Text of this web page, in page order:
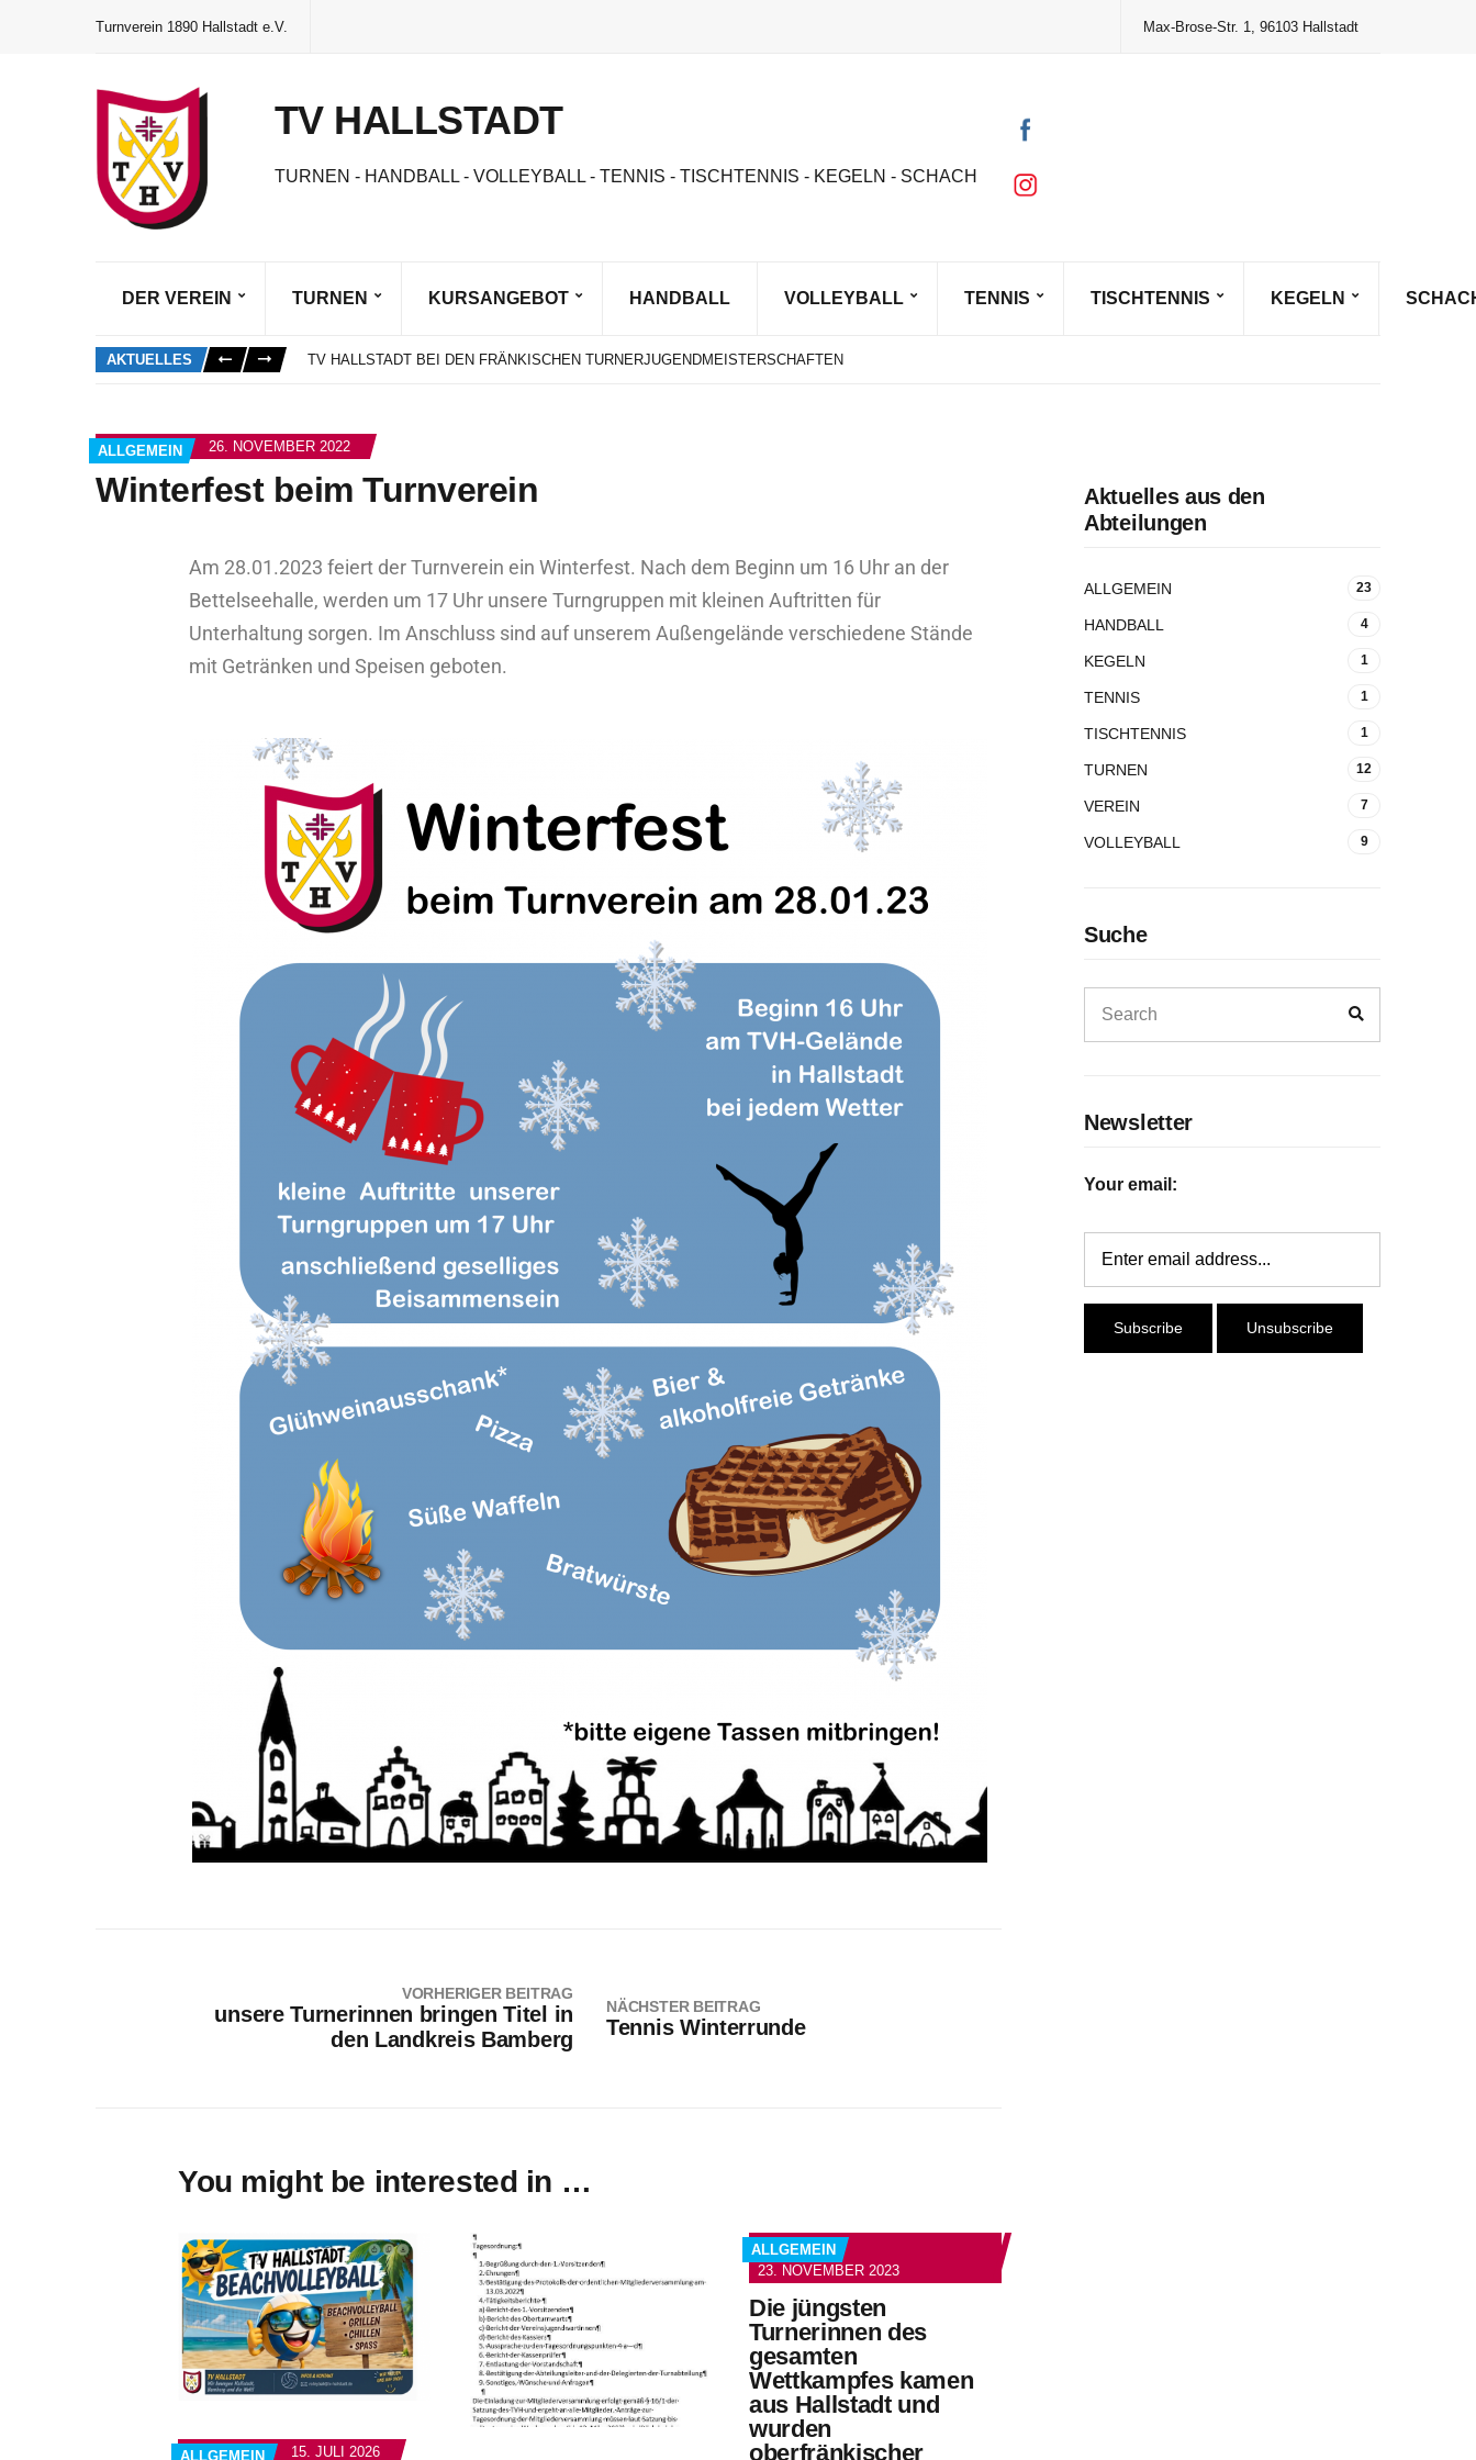
Turnverein 1890 Hallstadt e.V. Max-Brose-Str. 1, 96103 Hallstadt
TV HALLSTADT
TURNEN - HANDBALL - VOLLEYBALL - TENNIS - TISCHTENNIS - KEGELN - SCHACH
DER VEREIN TURNEN KURSANGEBOT HANDBALL VOLLEYBALL TENNIS TISCHTENNIS KEGELN
AKTUELLES
TV HALLSTADT BEI DEN FRÄNKISCHEN TURNERJUGENDMEISTERSCHAFTEN
SCHNUPPERTRAINING SONNE SAND BEACHVOLLEYBALL
ALLGEMEIN 26. NOVEMBER 2022
Winterfest beim Turnverein
Am 28.01.2023 feiert der Turnverein ein Winterfest. Nach dem Beginn um 16 Uhr an der
Bettelseehalle, werden um 17 Uhr unsere Turngruppen mit kleinen Auftritten für
Unterhaltung sorgen. Im Anschluss sind auf unserem Außengelände verschiedene Stände
mit Getränken und Speisen geboten.
VORHERIGER BEITRAG
unsere Turnerinnen bringen Titel in
den Landkreis Bamberg
NÄCHSTER BEITRAG
Tennis Winterrunde
You might be interested in …
ALLGEMEIN 15. JULI 2026
ALLGEMEIN
23. NOVEMBER 2023
Die jüngsten
Turnerinnen des
gesamten
Wettkampfes kamen
aus Hallstadt und
wurden
oberfränkischer
Aktuelles aus den
Abteilungen
ALLGEMEIN 23
HANDBALL 4
KEGELN 1
TENNIS 1
TISCHTENNIS 1
TURNEN 12
VEREIN 7
VOLLEYBALL 9
Suche
Newsletter
Your email: